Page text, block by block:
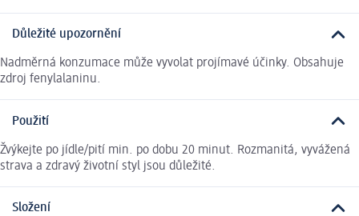
Důležité upozornění
Nadměrná konzumace může vyvolat projímavé účinky. Obsahuje
zdroj fenylalaninu.
Použití
Žvýkejte po jídle/pití min. po dobu 20 minut. Rozmanitá, vyvážená
strava a zdravý životní styl jsou důležité.
Složení